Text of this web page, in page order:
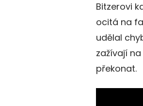
Bitzerovi
ocitá na
udělal
zažívají
překonat.